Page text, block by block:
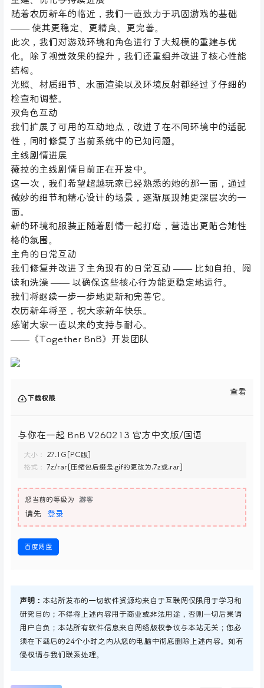
随着农历新年的临近，我们一直致力于巩固游戏的基础
—— 使其更稳定、更精良、更完善。
此次，我们对游戏环境和角色进行了大规模的重建与优
化。除了视觉效果的提升，我们还重组并改进了核心性能
结构。
光照、材质细节、水面渲染以及环境反射都经过了仔细的
检查和调整。
双角色互动
我们扩展了可用的互动地点，改进了在不同环境中的适配
性，同时修复了当前系统中的已知问题。
主线剧情进展
薇拉的主线剧情目前正在开发中。
这一次，我们希望超越玩家已经熟悉的她的那一面，通过
微妙的细节和精心设计的场景，逐渐展现她更深层次的一
面。
新的环境和服装正随着剧情一起打磨，营造出更贴合她性
格的氛围。
主角的日常互动
我们修复并改进了主角现有的日常互动 —— 比如自拍、阅
读和洗澡 —— 以确保这些核心行为能更稳定地运行。
我们将继续一步一步地更新和完善它。
农历新年将至，祝大家新年快乐。
感谢大家一直以来的支持与耐心。
——《Together BnB》开发团队
下载权限
查看
与你在一起 BnB V260213 官方中文版/国语
大小：
27.1G[PC版]
格式：
7z/rar[压缩包后缀是.gif的更改为.7z或.rar]
您当前的等级为 游客
请先 登录
百度网盘
声明： 本站所发布的一切软件资源均来自于互联网仅限用于学习和
研究目的；不得将上述内容用于商业或非法用途，否则一切后果请
用户自负；本站所有软件信息来自网络版权争议与本站无关；您必
须在下载后的24个小时之内从您的电脑中彻底删除上述内容。如有
侵权请与我们联系处理。